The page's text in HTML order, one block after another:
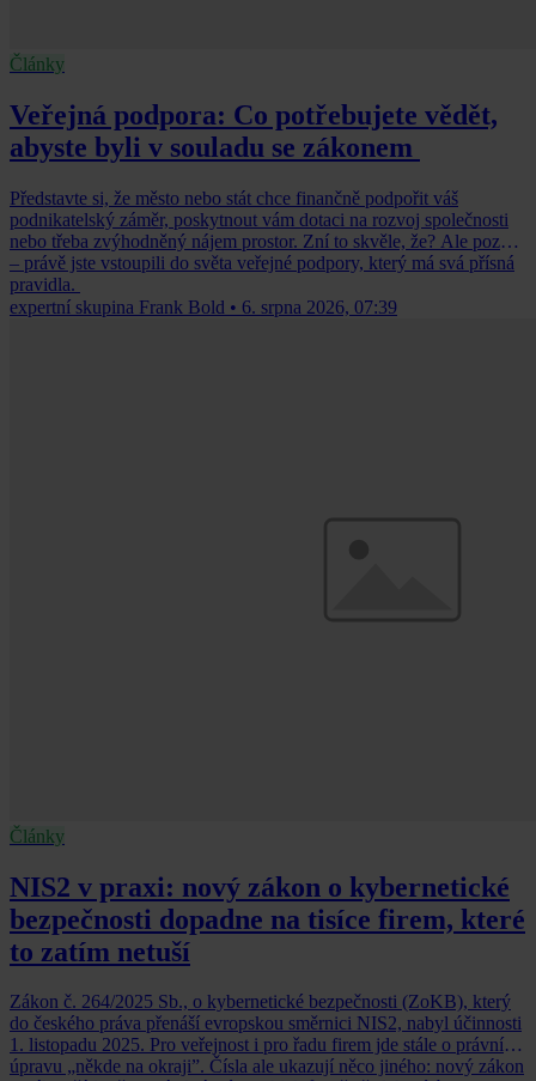
Články
Veřejná podpora: Co potřebujete vědět,
abyste byli v souladu se zákonem
Představte si, že město nebo stát chce finančně podpořit váš
podnikatelský záměr, poskytnout vám dotaci na rozvoj společnosti
nebo třeba zvýhodněný nájem prostor. Zní to skvěle, že? Ale pozor
– právě jste vstoupili do světa veřejné podpory, který má svá přísná
pravidla.
expertní skupina Frank Bold • 6. srpna 2026, 07:39
Články
NIS2 v praxi: nový zákon o kybernetické
bezpečnosti dopadne na tisíce firem, které
to zatím netuší
Zákon č. 264/2025 Sb., o kybernetické bezpečnosti (ZoKB), který
do českého práva přenáší evropskou směrnici NIS2, nabyl účinnosti
1. listopadu 2025. Pro veřejnost i pro řadu firem jde stále o právní
úpravu „někde na okraji”. Čísla ale ukazují něco jiného: nový zákon